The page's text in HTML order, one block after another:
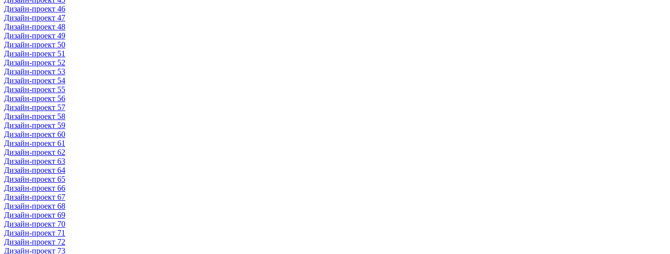
Дизайн-проект 46
Дизайн-проект 47
Дизайн-проект 48
Дизайн-проект 49
Дизайн-проект 50
Дизайн-проект 51
Дизайн-проект 52
Дизайн-проект 53
Дизайн-проект 54
Дизайн-проект 55
Дизайн-проект 56
Дизайн-проект 57
Дизайн-проект 58
Дизайн-проект 59
Дизайн-проект 60
Дизайн-проект 61
Дизайн-проект 62
Дизайн-проект 63
Дизайн-проект 64
Дизайн-проект 65
Дизайн-проект 66
Дизайн-проект 67
Дизайн-проект 68
Дизайн-проект 69
Дизайн-проект 70
Дизайн-проект 71
Дизайн-проект 72
Дизайн-проект 73